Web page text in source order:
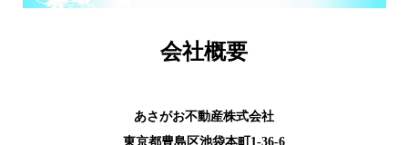
会社概要
あさがお不動産株式会社
東京都豊島区池袋本町1-36-6